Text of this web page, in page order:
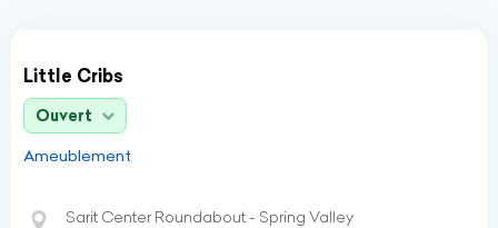
Little Cribs
Ouvert
Ameublement
Sarit Center Roundabout - Spring Valley